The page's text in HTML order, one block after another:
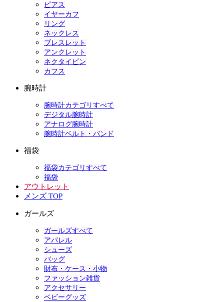
ピアス
イヤーカフ
リング
ネックレス
ブレスレット
アンクレット
ネクタイピン
カフス
腕時計
腕時計カテゴリすべて
デジタル腕時計
アナログ腕時計
腕時計ベルト・バンド
福袋
福袋カテゴリすべて
福袋
アウトレット
メンズ TOP
ガールズ
ガールズすべて
アパレル
シューズ
バッグ
財布・ケース・小物
ファッション雑貨
アクセサリー
ベビーグッズ